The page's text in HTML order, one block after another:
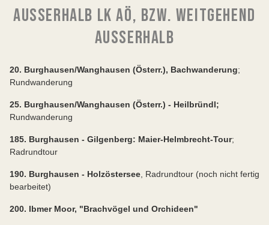
AUSSERHALB LK AÖ, BZW. WEITGEHEND A
USSERHALB
20. Burghausen/Wanghausen (Österr.), Bachwanderung;
Rundwanderung
25. Burghausen/Wanghausen (Österr.) - Heilbründl;
Rundwanderung
185. Burghausen - Gilgenberg: Maier-Helmbrecht-Tour;
Radrundtour
190. Burghausen - Holzöstersee , Radrundtour (noch nicht fertig
bearbeitet)
200. Ibmer Moor, "Brachvögel und Orchideen"